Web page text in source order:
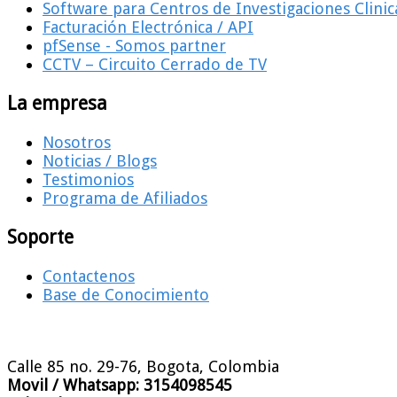
Software para Centros de Investigaciones
Facturación Electrónica / API
pfSense - Somos partner
CCTV – Circuito Cerrado de TV
La empresa
Nosotros
Noticias / Blogs
Testimonios
Programa de Afiliados
Soporte
Contactenos
Base de Conocimiento
Calle 85 no. 29-76, Bogota, Colombia
Movil / Whatsapp: 3154098545